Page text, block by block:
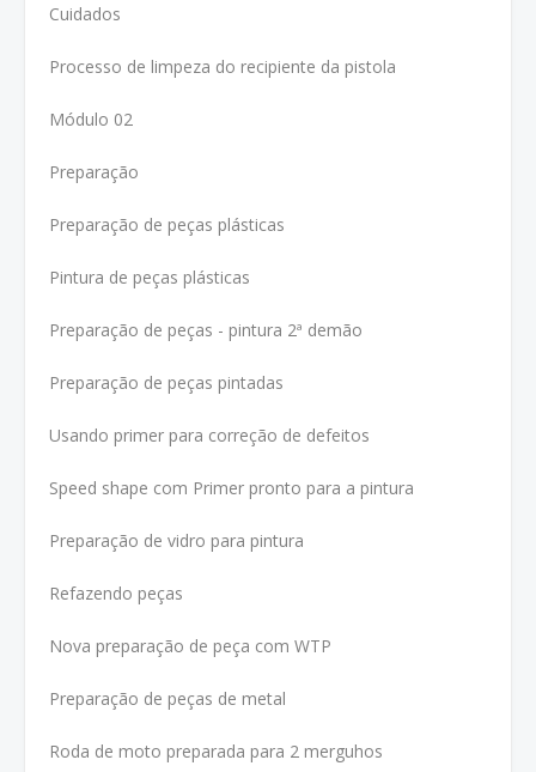
Cuidados
Processo de limpeza do recipiente da pistola
Módulo 02
Preparação
Preparação de peças plásticas
Pintura de peças plásticas
Preparação de peças - pintura 2ª demão
Preparação de peças pintadas
Usando primer para correção de defeitos
Speed shape com Primer pronto para a pintura
Preparação de vidro para pintura
Refazendo peças
Nova preparação de peça com WTP
Preparação de peças de metal
Roda de moto preparada para 2 merguhos